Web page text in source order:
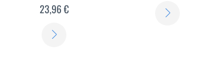
23,96 €